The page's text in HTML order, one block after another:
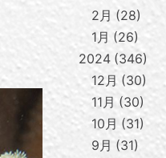
2月
28
1月
26
2024 346
12月 30
11月
30
10月
31
9月
31